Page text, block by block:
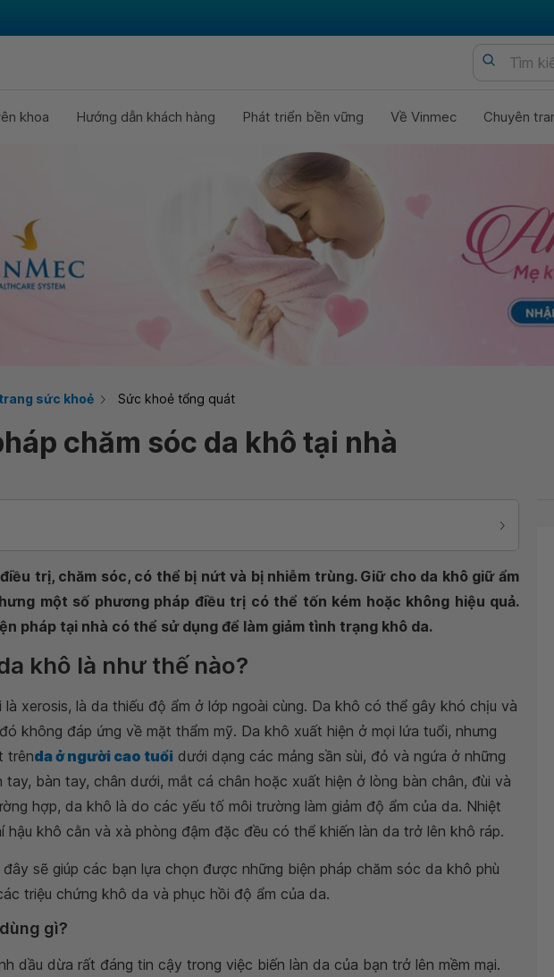
khoa Hướng dẫn khách hàng Phát triển bền vững Về Vinmec Chuyên
sức khoẻ Sức khoẻ tổng quát
chăm sóc da khô tại nhà
trị, chăm sóc, có thể bị nứt và bị nhiễm trùng. Giữ cho da khô giữ ẩm
một số phương pháp điều trị có thể tốn kém hoặc không hiệu quả.
pháp tại nhà có thể sử dụng để làm giảm tình trạng khô da.
khô là như thế nào?
xerosis, là da thiếu độ ẩm ở lớp ngoài cùng. Da khô có thể gây khó chịu và
không đáp ứng về mặt thẩm mỹ. Da khô xuất hiện ở mọi lứa tuổi, nhưng
trênda ở người cao tuổi dưới dạng các mảng sần sùi, đỏ và ngứa ở những
bàn tay, chân dưới, mắt cá chân hoặc xuất hiện ở lòng bàn chân, đùi và
hợp, da khô là do các yếu tố môi trường làm giảm độ ẩm của da. Nhiệt
hậu khô cằn và xà phòng đậm đặc đều có thể khiến làn da trở lên khô ráp.
sẽ giúp các bạn lựa chọn được những biện pháp chăm sóc da khô phù
triệu chứng khô da và phục hồi độ ẩm của da.
dùng gì?
dầu dừa rất đáng tin cậy trong việc biến làn da của bạn trở lên mềm mại.